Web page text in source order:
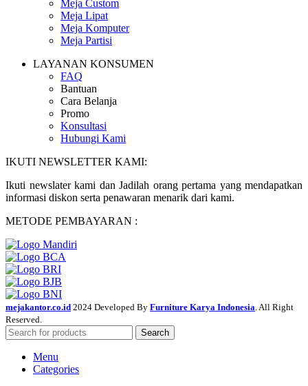
Meja Custom
Meja Lipat
Meja Komputer
Meja Partisi
LAYANAN KONSUMEN
FAQ
Bantuan
Cara Belanja
Promo
Konsultasi
Hubungi Kami
IKUTI NEWSLETTER KAMI:
Ikuti newslater kami dan Jadilah orang pertama yang mendapatkan
informasi diskon serta penawaran menarik dari kami.
METODE PEMBAYARAN :
mejakantor.co.id 2024 Developed By Furniture Karya Indonesia. All Right
Reserved.
Search
Menu
Categories